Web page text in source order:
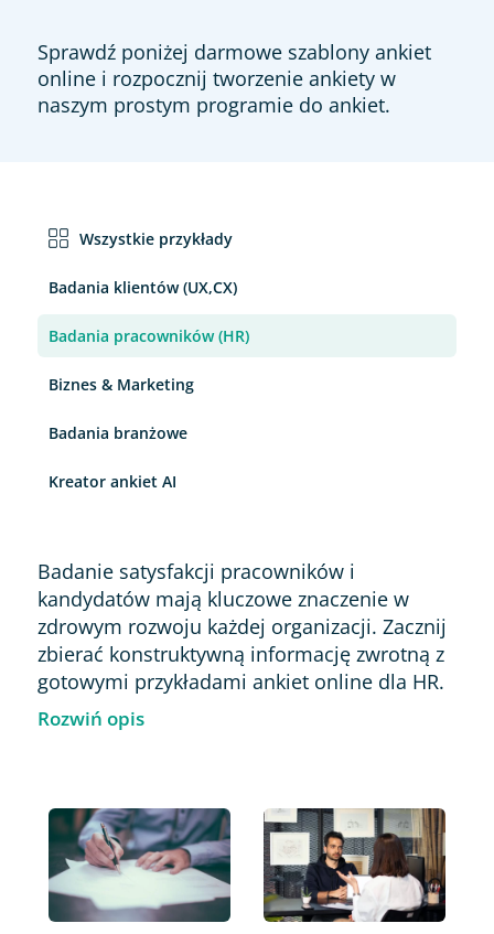
Sprawdź poniżej darmowe szablony ankiet
online i rozpocznij tworzenie ankiety w
naszym prostym programie do ankiet.
Wszystkie przykłady
Badania klientów (UX,CX)
Badania pracowników (HR)
Biznes & Marketing
Badania branżowe
Kreator ankiet AI
Badanie satysfakcji pracowników i
kandydatów mają kluczowe znaczenie w
zdrowym rozwoju każdej organizacji. Zacznij
zbierać konstruktywną informację zwrotną z
gotowymi przykładami ankiet online dla HR.
Rozwiń opis